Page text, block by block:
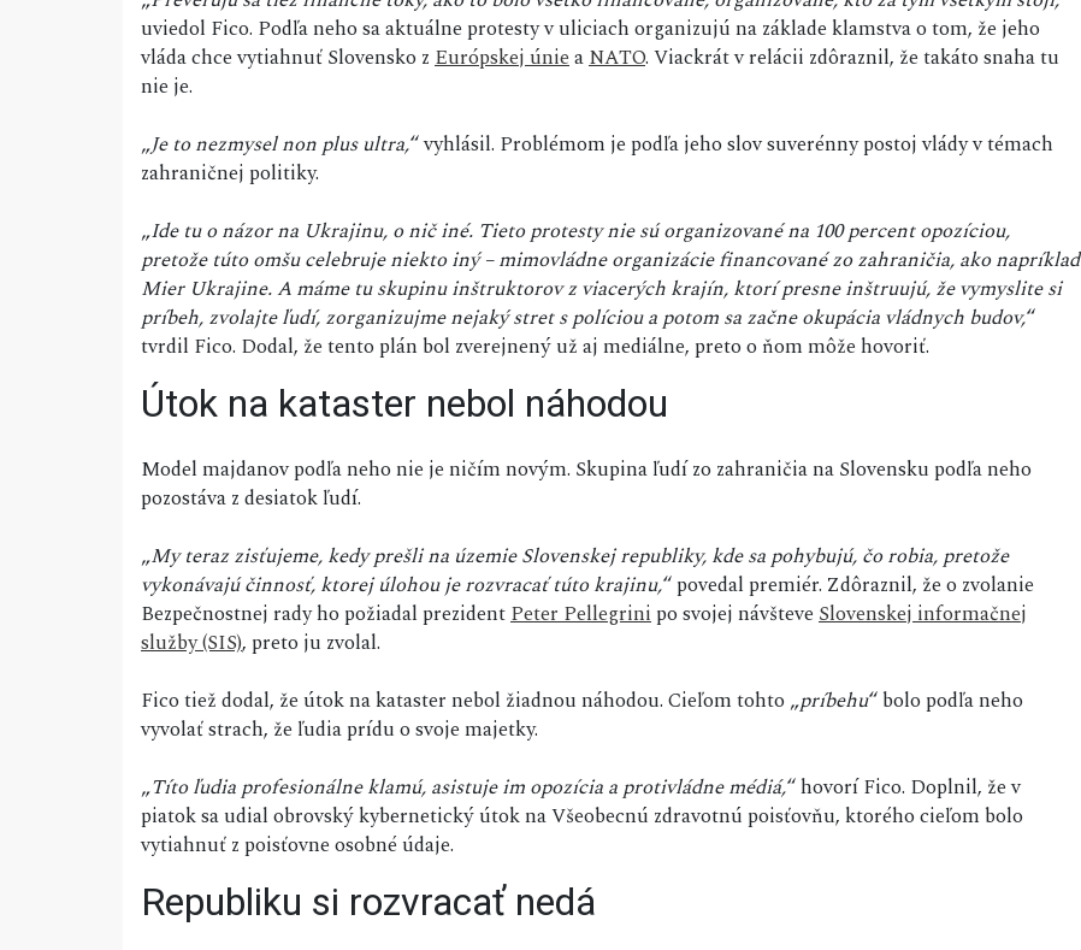
uviedol Fico. Podľa neho sa aktuálne protesty v uliciach organizujú na základe klamstva o tom, že jeho
vláda chce vytiahnuť Slovensko zEurópskej únieaNATO. Viackrát v relácii zdôraznil, že takáto snaha tu
nie je.
„Je to nezmysel non plus ultra,“ vyhlásil. Problémom je podľa jeho slov suverénny postoj vlády v témach
zahraničnej politiky.
„Ide tu o názor na Ukrajinu, o nič iné. Tieto protesty nie sú organizované na 100 percent opozíciou,
pretože túto omšu celebruje niekto iný – mimovládne organizácie financované zo zahraničia, ako napríklad
Mier Ukrajine. A máme tu skupinu inštruktorov z viacerých krajín, ktorí presne inštruujú, že vymyslite si
príbeh, zvolajte ľudí, zorganizujme nejaký stret s políciou a potom sa začne okupácia vládnych budov,“
tvrdil Fico. Dodal, že tento plán bol zverejnený už aj mediálne, preto o ňom môže hovoriť.
Útok na kataster nebol náhodou
Model majdanov podľa neho nie je ničím novým. Skupina ľudí zo zahraničia na Slovensku podľa neho
pozostáva z desiatok ľudí.
„My teraz zisťujeme, kedy prešli na územie Slovenskej republiky, kde sa pohybujú, čo robia, pretože
vykonávajú činnosť, ktorej úlohou je rozvracať túto krajinu,“ povedal premiér. Zdôraznil, že o zvolanie
Bezpečnostnej rady ho požiadal prezidentPeter Pellegrinipo svojej návšteveSlovenskej informačnej
služby (SIS), preto ju zvolal.
Fico tiež dodal, že útok na kataster nebol žiadnou náhodou. Cieľom tohto „príbehu“ bolo podľa neho
vyvolať strach, že ľudia prídu o svoje majetky.
„Títo ľudia profesionálne klamú, asistuje im opozícia a protivládne médiá,“ hovorí Fico. Doplnil, že v
piatok sa udial obrovský kybernetický útok na Všeobecnú zdravotnú poisťovňu, ktorého cieľom bolo
vytiahnuť z poisťovne osobné údaje.
Republiku si rozvracať nedá